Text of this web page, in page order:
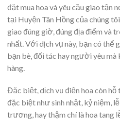
đặt mua hoa và yêu cầu giao tận
tại Huyện Tân Hồng của chúng
giao đúng giờ, đúng địa điểm và
nhất. Với dịch vụ này, bạn có thể
bạn bè, đối tác hay người yêu mà
hàng.
Đặc biệt, dịch vụ điện hoa còn hỗ
đặc biệt như sinh nhật, kỷ niệm,
trương, hay thậm chí là hoa tang